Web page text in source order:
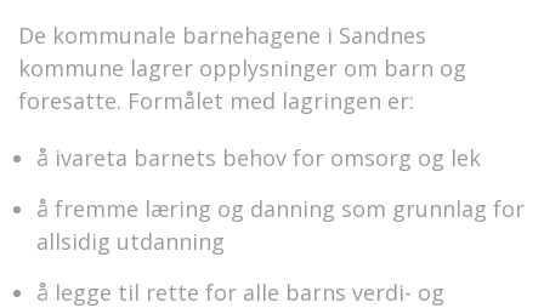
De kommunale barnehagene i Sandnes
kommune lagrer opplysninger om barn og
foresatte. Formålet med lagringen er:
å ivareta barnets behov for omsorg og lek
å fremme læring og danning som grunnlag for
allsidig utdanning
å legge til rette for alle barns verdi- og